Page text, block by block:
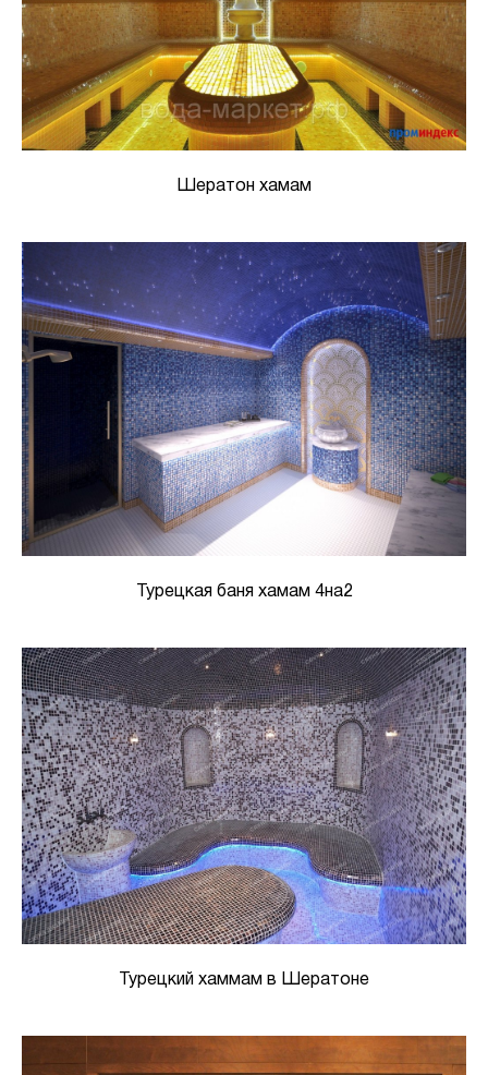
Шератон хамам
Турецкая баня хамам 4на2
Турецкий хаммам в Шератоне